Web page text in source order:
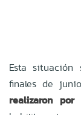
Esta
finales de
realizaron por